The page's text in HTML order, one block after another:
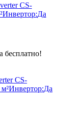
CS-
Инвертор:Да
бесплатно!
CS-
Инвертор:Да